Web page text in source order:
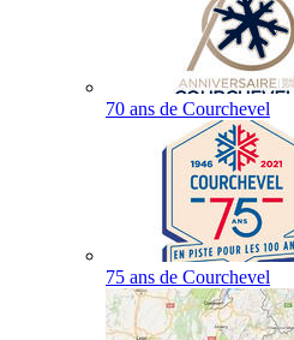
70 ans de Courchevel
75 ans de Courchevel